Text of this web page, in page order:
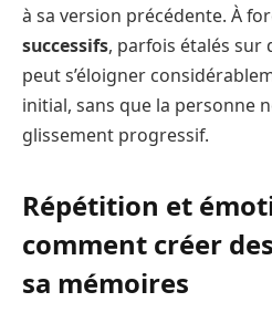
à sa version précédente. À
successifs, parfois étalés sur
peut s’éloigner
initial, sans que la personne
glissement progressif.
Répétition et
comment créer
sa mémoires